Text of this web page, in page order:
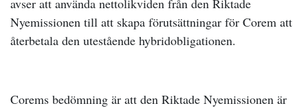
avser att använda nettolikviden från den Riktade
Nyemissionen till att skapa förutsättningar för Corem att
återbetala den utestående hybridobligationen.
Corems bedömning är att den Riktade Nyemissionen är